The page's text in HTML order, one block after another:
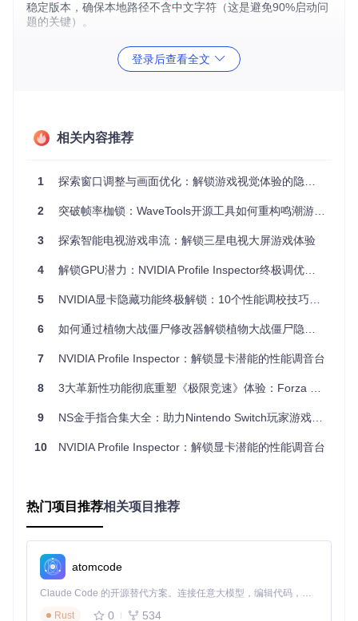
稳定版本，确保本地路径不含中文字符（这是避免90%启动问
题的关键）。
dotnet build --configuration Rele
将编译产物复制到游戏目录下的BepInEx/plugins文件夹，启动
游戏时插件会自动完成初始化，全过程无需修改任何游戏核心
安全警告 ：国服客户端默认启用反作弊机制，插件虽会
尝试屏蔽相关检测，但建议在非排位模式中测试功能稳定
支持1-8倍速自由切换，开包动画从3分钟压缩至45秒，日常任
智能帧率控制📊
自动匹配硬件性能的动态帧率调节，笔记本电脑续航延长2小
时，同时保持60fps流畅度。
🖥️
节清晰度提升150%。
99%的弹窗广告被自动过滤，每月减少2小时无效等待时间。
批量开包助手📦
0%。
对战加速引擎
跳过攻击/施法冗余动画，单场对战时间从15分钟缩短至8分
登录后查看全文
相关内容推荐
1 探索窗口调整与画面优化：解锁游戏视觉体验的隐藏潜力
2 突破帧率枷锁：WaveTools开源工具如何重构鸣潮游戏体验
3 探索智能电视游戏串流：解锁三星电视大屏游戏体验
4 解锁GPU潜力：NVIDIA Profile Inspector终极调优指南 🚀
5 NVIDIA显卡隐藏功能终极解锁：10个性能调校技巧完全指南
6 如何通过植物大战僵尸修改器解锁植物大战僵尸隐藏玩法：从新手到专家的进阶之路
7 NVIDIA Profile Inspector：解锁显卡潜能的性能调音台
8 3大革新性功能彻底重塑《极限竞速》体验：Forza Mods AIO全方位工具深度解析
9 NS金手指合集大全：助力Nintendo Switch玩家游戏体验升级
10 NVIDIA Profile Inspector：解锁显卡潜能的性能调音台
热门项目推荐相关项目推荐
atomcode
Claude Code 的开源替代方案。连接任意大模型，编辑代码，运行命令，自动验证 — 全自动执行。用 Rust 构建，极致性能。 ｜ An open-source alternative to Claude Code. Connect any LLM, edit code, run commands, and verify changes — autonomously. Built in Rust for speed. Get Started
Rust
0 534